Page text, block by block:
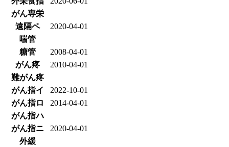
がん専栄
遠隔ペ
2020-04-01
喘管
糖管
2008-04-01
がん疼
2010-04-01
難がん疼
がん指イ
2022-10-01
がん指ロ
2014-04-01
がん指ハ
がん指ニ
2020-04-01
外緩